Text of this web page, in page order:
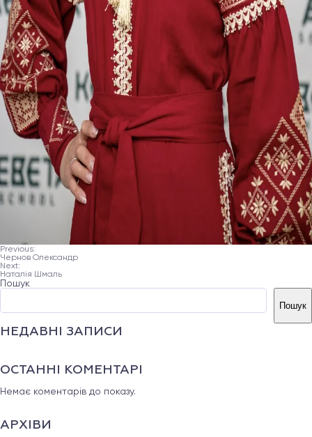
НАВІГАЦІЯ
ЗАПИСІВ
Previous:
Чернов Олександр
Next:
Наталія Шмаль
Пошук
Пошук
НЕДАВНІ ЗАПИСИ
ОСТАННІ КОМЕНТАРІ
Немає коментарів до показу.
АРХІВИ